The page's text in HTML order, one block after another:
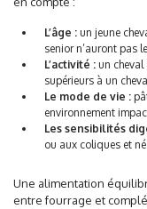
L’âge : un jeune
senior n’auront pas
L’activité : un
supérieurs à un
Le mode de vie :
environnement
Les sensibilités
ou aux coliques et
Une alimentation
entre fourrage et